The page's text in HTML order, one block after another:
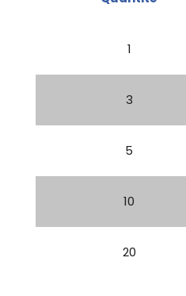
1
3
5
10
20